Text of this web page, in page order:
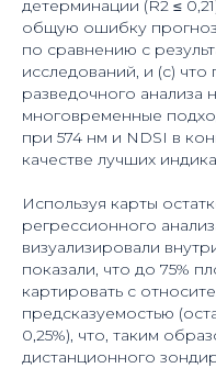
детерминации (R2 ≤
общую ошибку
по сравнению с
исследований, и (c)
разведочного анализа
многовременные
при 574 нм и NDSI в
качестве лучших
Используя карты
регрессионного
визуализировали
показали, что до 75%
картировать с
предсказуемостью
0,25%), что, таким
дистанционного